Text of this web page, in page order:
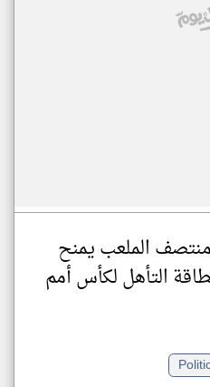
الملعب يمنح
التأهل لكأس أمم